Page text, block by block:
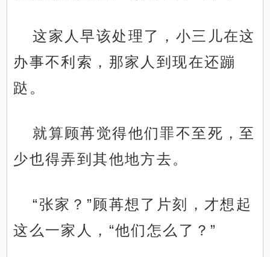
这家人早该处理了，小三儿在这
办事不利索，那家人到现在还蹦
跶。
就算顾苒觉得他们罪不至死，至
少也得弄到其他地方去。
“张家？”顾苒想了片刻，才想起
这么一家人，“他们怎么了？”